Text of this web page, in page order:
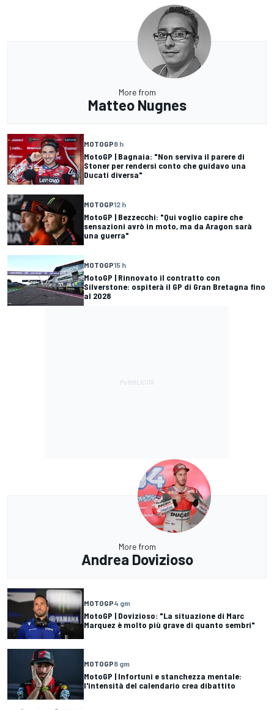
More from
Matteo Nugnes
MOTOGP8 h
MotoGP | Bagnaia: "Non serviva il parere di
Stoner per rendersi conto che guidavo una
Ducati diversa"
MOTOGP12 h
MotoGP | Bezzecchi: "Qui voglio capire che
sensazioni avrò in moto, ma da Aragon sarà
una guerra"
MOTOGP15 h
MotoGP | Rinnovato il contratto con
Silverstone: ospiterà il GP di Gran Bretagna fino
al 2028
More from
Andrea Dovizioso
MOTOGP4 gm
MotoGP | Dovizioso: "La situazione di Marc
Marquez è molto più grave di quanto sembri"
MOTOGP8 gm
MotoGP | Infortuni e stanchezza mentale:
l'intensità del calendario crea dibattito